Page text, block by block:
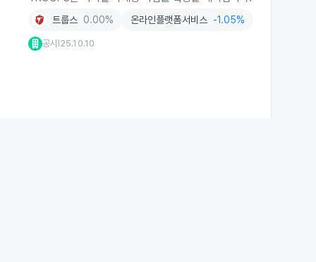
트룹스 0.00% 온라인플랫폼서비스 -1.05%
공시 25.10.10